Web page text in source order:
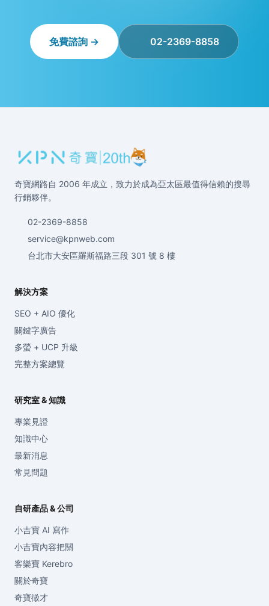
免費諮詢 → 02-2369-8858
奇寶網路自 2006 年成立，致力於成為亞太區最值得信賴的搜尋
行銷夥伴。
02-2369-8858
service@kpnweb.com
台北市大安區羅斯福路三段 301 號 8 樓
解決方案
SEO + AIO 優化
關鍵字廣告
多螢 + UCP 升級
完整方案總覽
研究室 & 知識
專業見證
知識中心
最新消息
常見問題
自研產品 & 公司
小吉寶 AI 寫作
小吉寶內容把關
客樂寶 Kerebro
關於奇寶
奇寶徵才